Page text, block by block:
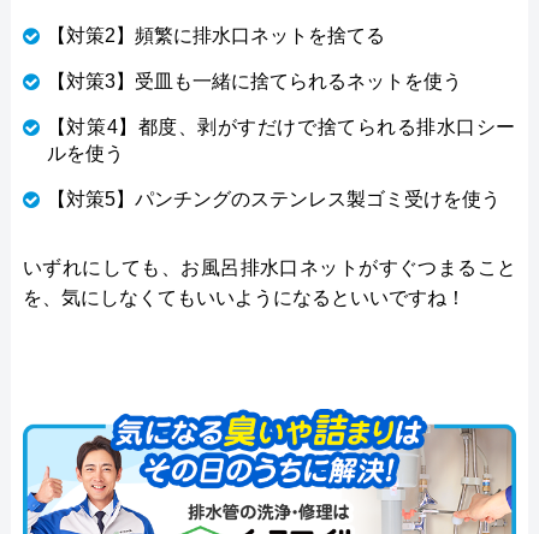
【対策2】頻繁に排水口ネットを捨てる
【対策3】受皿も一緒に捨てられるネットを使う
【対策4】都度、剥がすだけで捨てられる排水口シー
ルを使う
【対策5】パンチングのステンレス製ゴミ受けを使う
いずれにしても、お風呂排水口ネットがすぐつまること
を、気にしなくてもいいようになるといいですね！